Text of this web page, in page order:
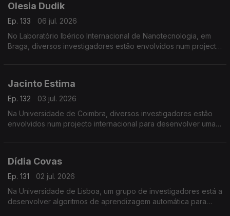
Olesia Dudik
Ep. 133
06 jul. 2026
No Laboratório Ibérico Internacional de Nanotecnologia, em
Braga, diversos investigadores estão envolvidos num projecto
Jacinto Estima
Ep. 132
03 jul. 2026
Na Universidade de Coimbra, diversos investigadores estão
envolvidos num projecto internacional para desenvolver uma
Dídia Covas
Ep. 131
02 jul. 2026
Na Universidade de Lisboa, um grupo de investigadores está a
desenvolver algoritmos de aprendizagem automática para